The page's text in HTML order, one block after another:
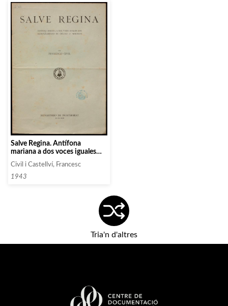
Salve Regina. Antífona
mariana a dos voces iguales
organo o armonium
Civil i Castellví, Francesc
1943
Tria'n d'altres